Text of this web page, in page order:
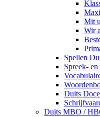
Mit
Wir
Spellen
Spreek-
Duits
Duits MBO /